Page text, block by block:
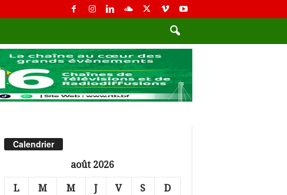
Calendrier
août 2026
L M M J V S D